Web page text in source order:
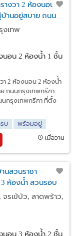
างวา 2 ห้องนอน 2
านอยู่สบาย ถนน
งเทพ
นอน 2 ห้องน้ำ 1 ชั้น
า 2 ห้องนอน 2 ห้องน้ำ
ถนนกรุงเทพกรีฑา
นกรุงเทพกรีฑา ที่ตั้ง
บ พร้อมอยู่
เมื่อวาน
นสวนราชา
ห้องน้ำ สวนรอบ
มเข้าอยู่
จรเข้บัว, ลาดพร้าว,
นอน 3 ห้องน้ำ 2 ชั้น